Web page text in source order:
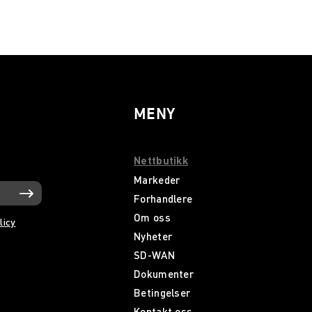
MENY
Nettbutikk
Markeder
Forhandlere
Om oss
Nyheter
SD-WAN
Dokumenter
Betingelser